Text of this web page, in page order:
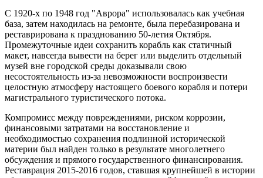
С 1920-х по 1948 год "Аврора" использовалась как учебная
база, затем находилась на ремонте, была перебазирована и
реставрирована к празднованию 50-летия Октября.
Промежуточные идеи сохранить корабль как статичный
макет, навсегда вывести на берег или выделить отдельный
музей вне городской среды доказывали свою
несостоятельность из-за невозможности воспроизвести
целостную атмосферу настоящего боевого корабля и потери
магистрального туристического потока.
Компромисс между повреждениями, риском коррозии,
финансовыми затратами на восстановление и
необходимостью сохранения подлинной исторической
материи был найден только в результате многолетнего
обсуждения и прямого государственного финансирования.
Реставрация 2015-2016 годов, ставшая крупнейшей в истории